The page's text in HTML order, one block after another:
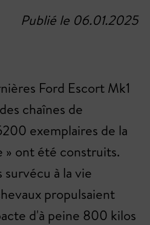
Publié le 06.01.2025
Ford Escort Mk1
chaînes de
exemplaires de la
» ont été construits.
à la vie
propulsaient
d'à peine 800 kilos